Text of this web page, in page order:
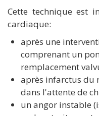
Cette technique est
cardiaque:
après une
comprenant un
remplacement
après infarctus du
dans l'attente de
un angor instable